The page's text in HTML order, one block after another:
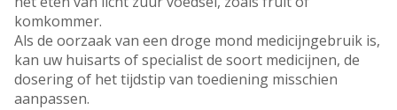
komkommer.
Als de oorzaak van een droge mond medicijngebruik is,
kan uw huisarts of specialist de soort medicijnen, de
dosering of het tijdstip van toediening misschien
aanpassen.